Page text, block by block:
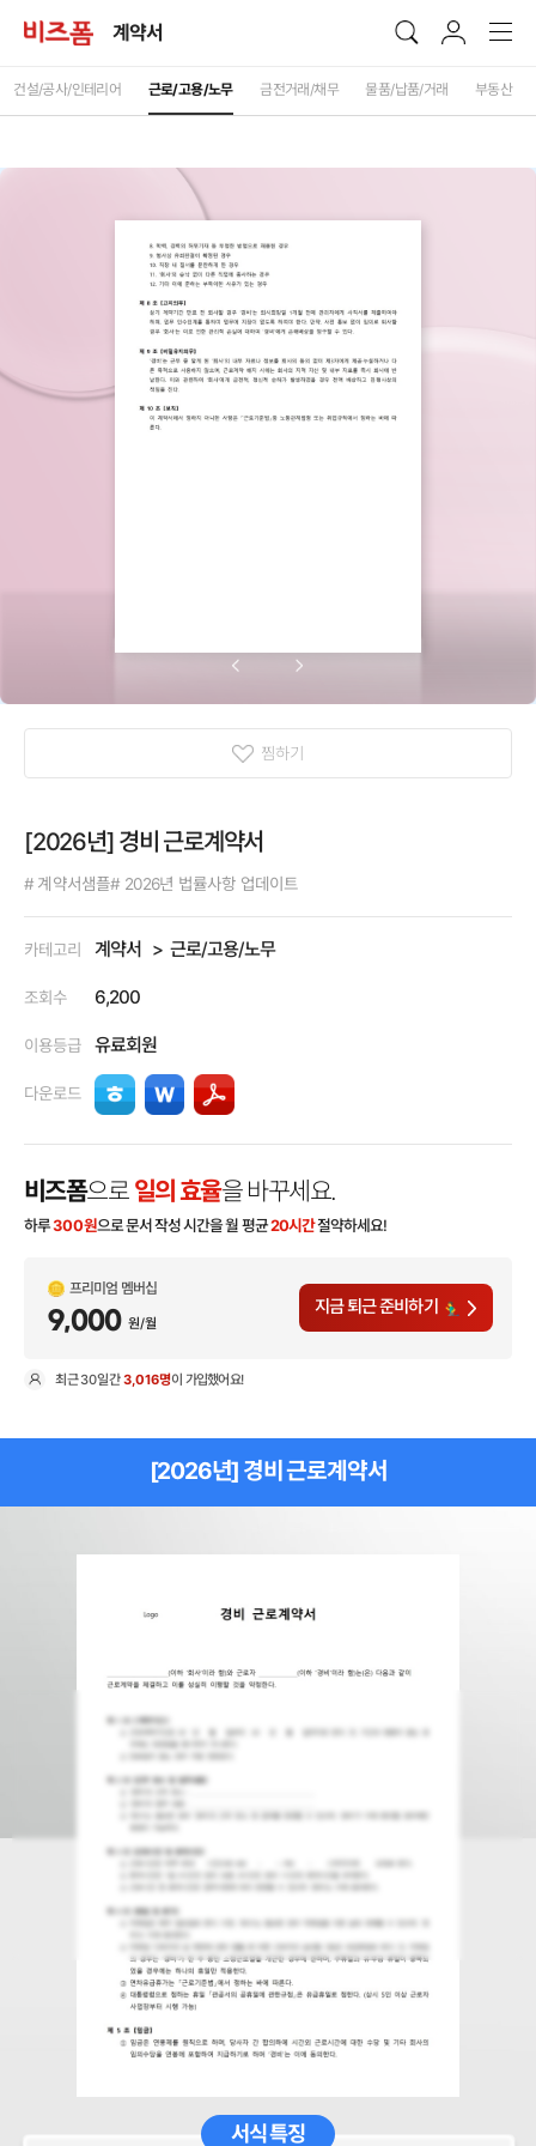
계약서
건설/공사/인테리어 근로/고용/노무 금전거래/채무 물품/납품/거래 부동산
찜하기
[2026년] 경비 근로계약서
# 계약서샘플# 2026년 법률사항 업데이트
카테고리 계약서 근로/고용/노무
조회수 6,200
이용등급 유료회원
다운로드
비즈폼으로 일의 효율을 바꾸세요.
하루300원으로 문서 작성 시간을 월 평균20시간절약하세요!
프리미엄 멤버십
9,000 원/월
지금 퇴근 준비하기
최근30일간3,016명이 가입했어요!
[2026년] 경비 근로계약서
서식 특징